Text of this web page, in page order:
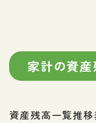
家計の資
資産残高一覧推移